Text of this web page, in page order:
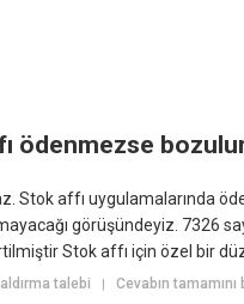
ödenmezse
Stok affı uygulamalarında
görüşündeyiz. 7326
Stok affı için özel bir
talebi Cevabın